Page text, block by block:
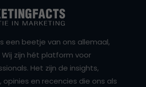
een beetje van ons allemaal,
zijn hét platform voor
Het zijn de insights,
en recencies die ons als